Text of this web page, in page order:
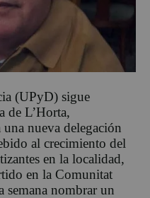
(UPyD) sigue
de L’Horta,
una nueva delegación
al crecimiento del
en la localidad,
en la Comunitat
semana nombrar un